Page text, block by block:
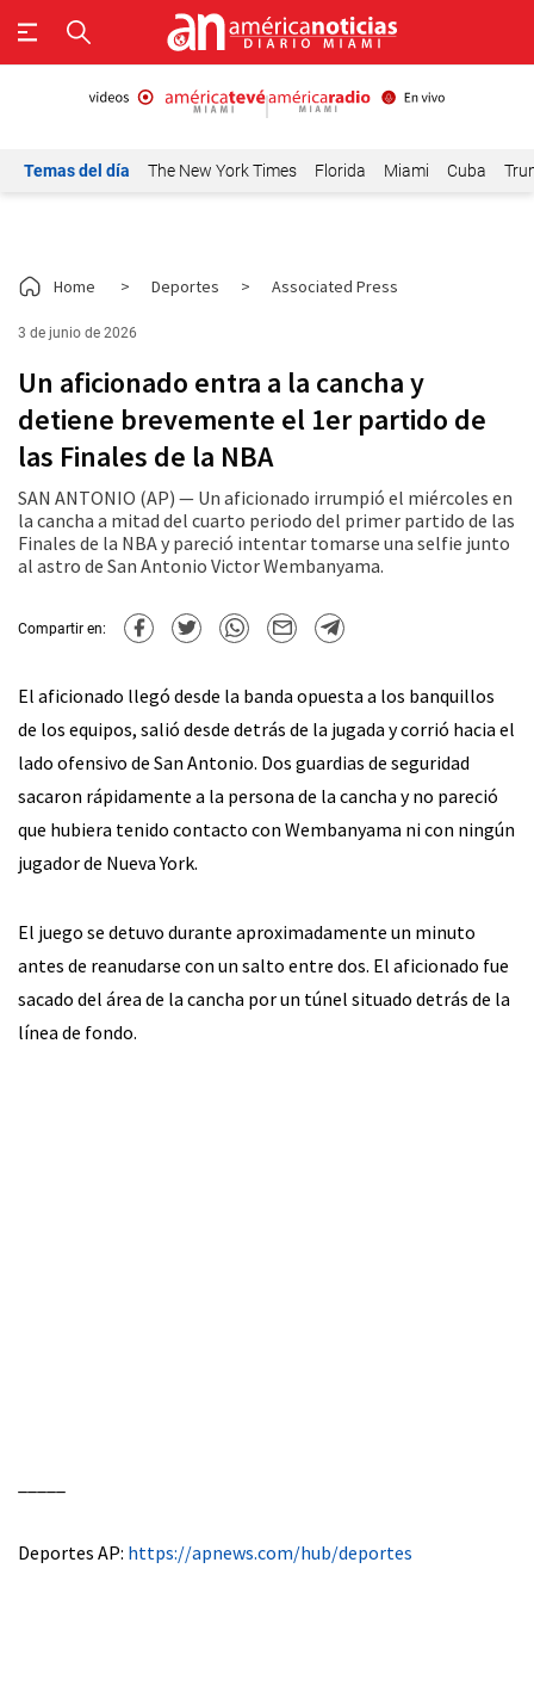
Temas del día The New York Times Florida Miami Cuba
Home > Deportes > Associated Press
3 de junio de 2026
Un aficionado entra a la cancha y
detiene brevemente el 1er partido de
las Finales de la NBA
SAN ANTONIO (AP) — Un aficionado irrumpió el miércoles en
la cancha a mitad del cuarto periodo del primer partido de las
Finales de la NBA y pareció intentar tomarse una selfie junto
al astro de San Antonio Victor Wembanyama.
Compartir en:
El aficionado llegó desde la banda opuesta a los banquillos
de los equipos, salió desde detrás de la jugada y corrió hacia el
lado ofensivo de San Antonio. Dos guardias de seguridad
sacaron rápidamente a la persona de la cancha y no pareció
que hubiera tenido contacto con Wembanyama ni con ningún
jugador de Nueva York.
El juego se detuvo durante aproximadamente un minuto
antes de reanudarse con un salto entre dos. El aficionado fue
sacado del área de la cancha por un túnel situado detrás de la
línea de fondo.
Deportes AP: https://apnews.com/hub/deportes